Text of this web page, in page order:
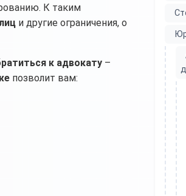
К таким
и другие ограничения, о
к адвокату –
позволит вам: